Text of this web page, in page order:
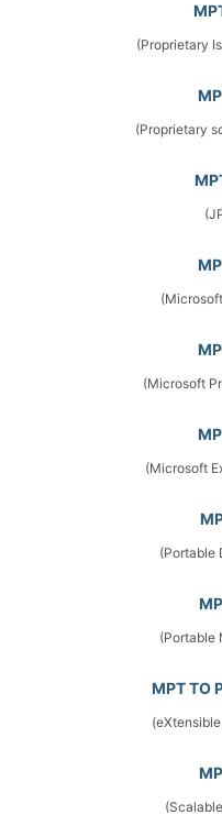
(Proprietary
(Proprietary
(Microsoft
(Microsoft
(Portable
(Portable
MPT TO